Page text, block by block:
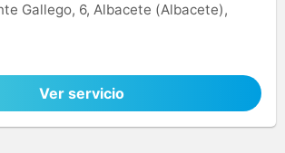
Gallego, 6, Albacete (Albacete),
Ver servicio